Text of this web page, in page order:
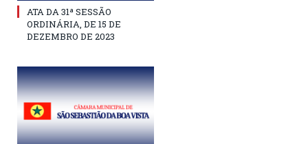
ATA DA 31ª SESSÃO
ORDINÁRIA, DE 15 DE
DEZEMBRO DE 2023